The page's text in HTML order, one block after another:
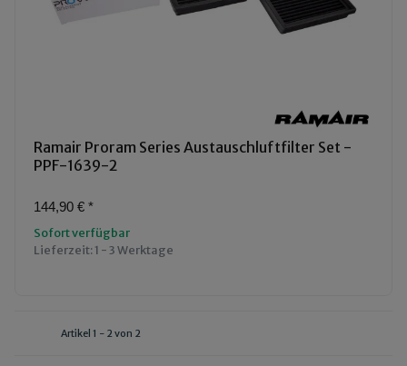
Ramair Proram Series Austauschluftfilter Set -
PPF-1639-2
144,90 € *
Sofort verfügbar
Lieferzeit:1 - 3 Werktage
Artikel 1 - 2 von 2